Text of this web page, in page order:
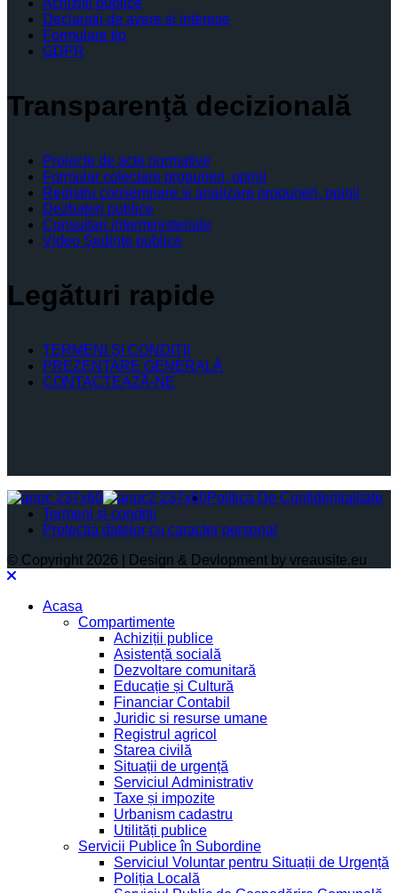
Achiziţii publice
Declaratii de avere si interese
Formulare tip
GDPR
Transparenţă decizională
Proiecte de acte normative
Formular colectare propuneri, opinii
Registru consemnare si analizare propuneri, opinii
Dezbateri publice
Consultari interministeriale
Video Şedinţe publice
Legături rapide
TERMENI ŞI CONDIŢII
PREZENTARE GENERALĂ
CONTACTEAZĂ-NE
Politica De Confidențialitate
Termeni și condiții
Protectia datelor cu caracter personal
© Copyright 2026 | Design & Devlopment by vreausite.eu
Acasa
Compartimente
Achiziții publice
Asistență socială
Dezvoltare comunitară
Educație și Cultură
Financiar Contabil
Juridic si resurse umane
Registrul agricol
Starea civilă
Situații de urgență
Serviciul Administrativ
Taxe și impozite
Urbanism cadastru
Utilități publice
Servicii Publice în Subordine
Serviciul Voluntar pentru Situații de Urgență
Poliția Locală